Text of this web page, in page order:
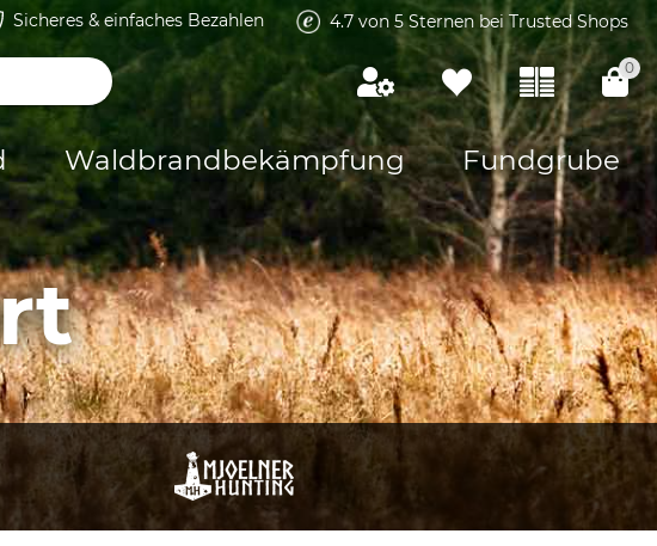
Sicheres & einfaches Bezahlen 4.7 von 5 Sternen bei Trusted Shops
0
Waldbrandbekämpfung Fundgrube